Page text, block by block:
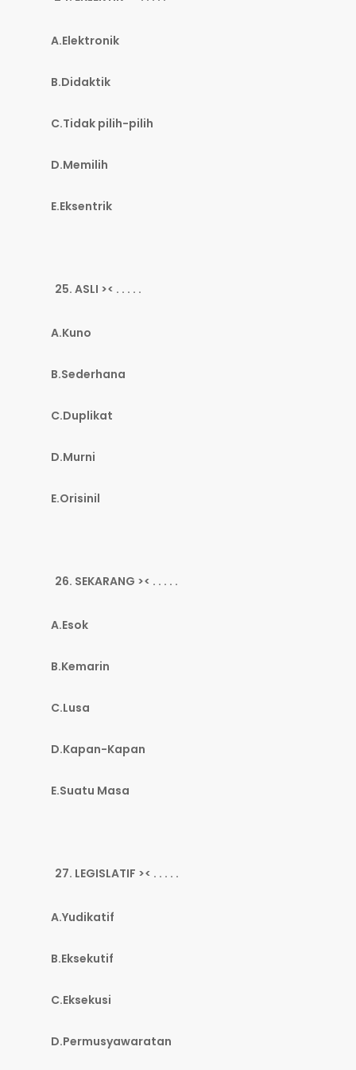
A.Elektronik
B.Didaktik
C.Tidak pilih-pilih
D.Memilih
E.Eksentrik
ASLI >< . . . . .
A.Kuno
B.Sederhana
C.Duplikat
D.Murni
E.Orisinil
SEKARANG >< . . . . .
A.Esok
B.Kemarin
C.Lusa
D.Kapan-Kapan
E.Suatu Masa
LEGISLATIF >< . . . . .
A.Yudikatif
B.Eksekutif
C.Eksekusi
D.Permusyawaratan